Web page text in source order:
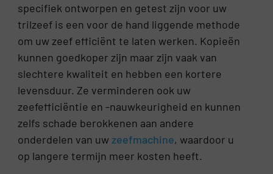
specifiek ontworpen en getest zijn voor uw
trilzeef is een voor de hand liggende methode
om uw zeef efficiënt te laten werken. Kopieën
kunnen goedkoper zijn maar zijn vaak van
slechtere kwaliteit en hebben een kortere
levensduur. Ze verminderen ook uw
zeefefficiëntie en -nauwkeurigheid en kunnen
zelfs schade berokkenen aan andere
onderdelen van uwzeefmachine, waardoor u
op langere termijn meer kosten heeft.